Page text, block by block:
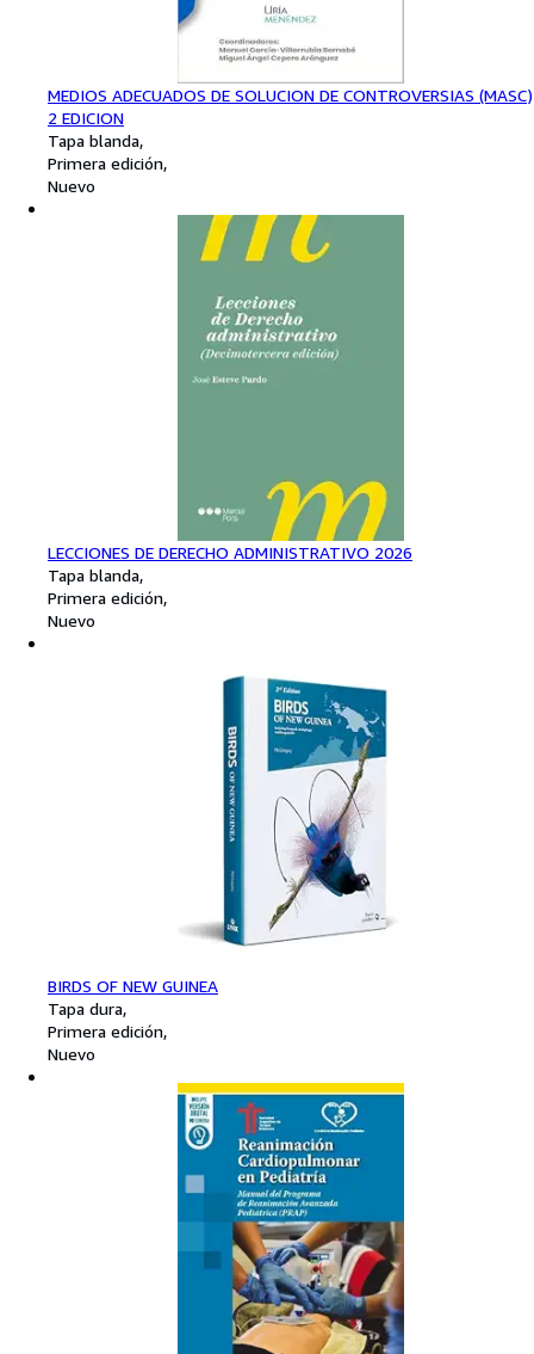
MEDIOS ADECUADOS DE SOLUCION DE CONTROVERSIAS (MASC)
2 EDICION
Tapa blanda
Primera edición
Nuevo
LECCIONES DE DERECHO ADMINISTRATIVO 2026
Tapa blanda
Primera edición
Nuevo
BIRDS OF NEW GUINEA
Tapa dura
Primera edición
Nuevo